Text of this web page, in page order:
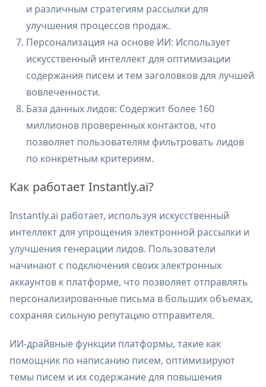
и различным стратегиям рассылки для
улучшения процессов продаж.
Персонализация на основе ИИ: Использует
искусственный интеллект для оптимизации
содержания писем и тем заголовков для лучшей
вовлеченности.
База данных лидов: Содержит более 160
миллионов проверенных контактов, что
позволяет пользователям фильтровать лидов
по конкретным критериям.
Как работает Instantly.ai?
Instantly.ai работает, используя искусственный
интеллект для упрощения электронной рассылки и
улучшения генерации лидов. Пользователи
начинают с подключения своих электронных
аккаунтов к платформе, что позволяет отправлять
персонализированные письма в больших объемах,
сохраняя сильную репутацию отправителя.
ИИ-драйвные функции платформы, такие как
помощник по написанию писем, оптимизируют
темы писем и их содержание для повышения